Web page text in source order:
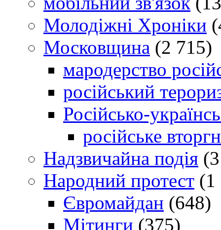
Молодіжні Хроніки
Московщина (2 715)
мародерство
російський
Російсько-
російське
Надзвичайна подія
Народний протест (1
Євромайдан (648)
Мітинги (375)